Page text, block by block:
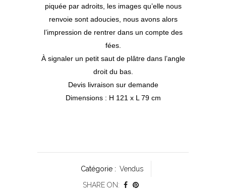
piquée par adroits, les images qu’elle nous
renvoie sont adoucies, nous avons alors
l’impression de rentrer dans un compte des
fées.
À signaler un petit saut de plâtre dans l’angle
droit du bas.
Devis livraison sur demande
Dimensions : H 121 x L 79 cm
Catégorie : Vendus
SHARE ON: